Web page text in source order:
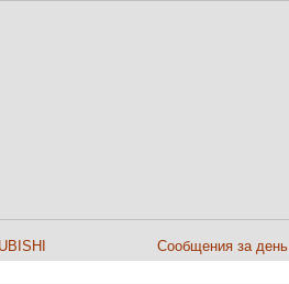
Сообщения за день